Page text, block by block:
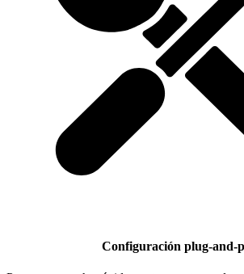
Configuración plug-and-